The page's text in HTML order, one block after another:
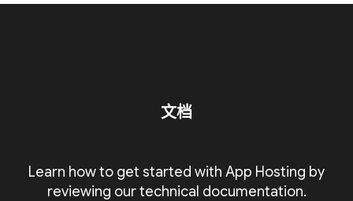
文档
Learn how to get started with App Hosting by
reviewing our technical documentation.